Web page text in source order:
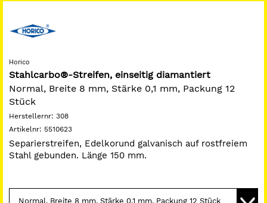
Horico
Stahlcarbo®-Streifen, einseitig diamantiert
Normal, Breite 8 mm, Stärke 0,1 mm, Packung 12
Stück
Herstellernr: 308
Artikelnr: 5510623
Separierstreifen, Edelkorund galvanisch auf rostfreiem
Stahl gebunden. Länge 150 mm.